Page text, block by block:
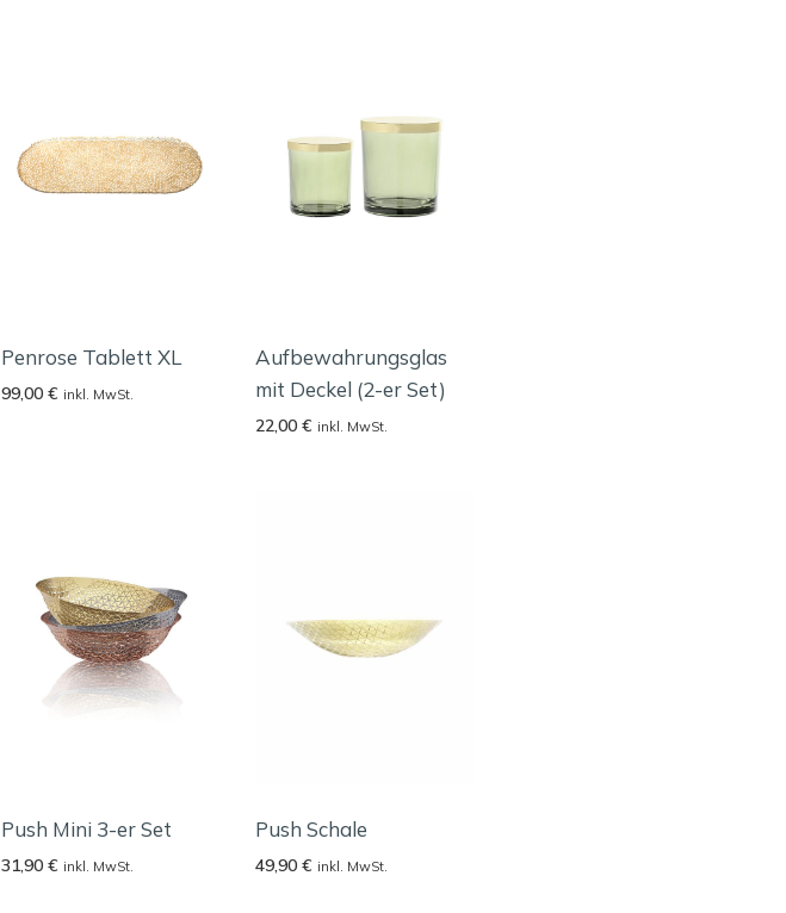
Penrose Tablett XL
99,00€ inkl. MwSt.
Aufbewahrungsglas
mit Deckel (2-er Set)
22,00€ inkl. MwSt.
Push Mini 3-er Set
31,90€ inkl. MwSt.
Push Schale
49,90€ inkl. MwSt.